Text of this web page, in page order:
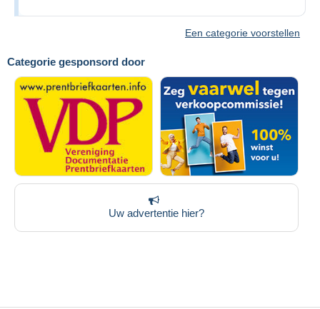
Categorie gesponsord door
Uw advertentie hier?
Een categorie voorstellen